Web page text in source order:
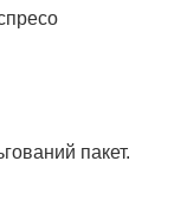
пакет.